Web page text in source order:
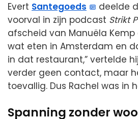
Evert Santegoeds
deelde
voorval in zijn podcast Strikt
afscheid van Manuëla
wat eten in Amsterdam en
in dat restaurant,” vertelde
verder geen contact, maar
toevallig. Dus Rachel was in
Spanning zonder